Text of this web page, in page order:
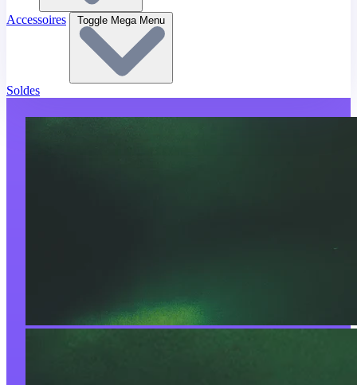
Accessoires Toggle Mega Menu
Soldes